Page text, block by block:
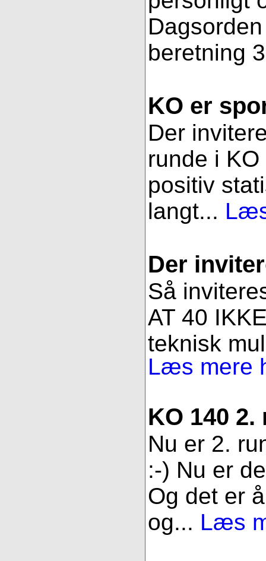
beretning
KO er
Der
runde i
positiv
langt...
Der
Så
AT 40
teknisk
Læs mere
KO 140 2.
Nu er 2.
:-) Nu er
Og det er
og... Læs